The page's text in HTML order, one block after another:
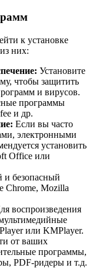
к установке
них:
Установите
чтобы защитить
и вирусов.
программы
и др.
Если вы часто
электронными
установить
Office или
и безопасный
Chrome, Mozilla
воспроизведения
или KMPlayer.
от ваших
программы,
PDF-ридеры и т.д.